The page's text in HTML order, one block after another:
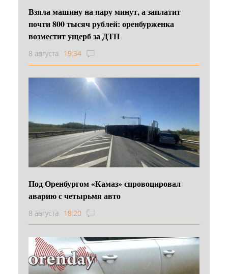
Взяла машину на пару минут, а заплатит
почти 800 тысяч рублей: оренбурженка
возместит ущерб за ДТП
8 августа 19:34
Под Оренбургом «Камаз» спровоцировал
аварию с четырьмя авто
8 августа 18:20